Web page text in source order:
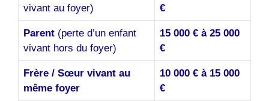
vivant au foyer)
€
Parent (perte d’un enfant
vivant hors du foyer)
15 000 € à 25 000
€
Frère / Sœur vivant au
même foyer
10 000 € à 15 000
€